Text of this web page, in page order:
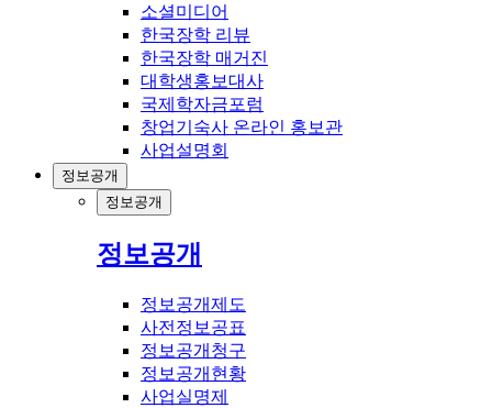
소셜미디어
한국장학 리뷰
한국장학 매거진
대학생홍보대사
국제학자금포럼
창업기숙사 온라인 홍보관
사업설명회
정보공개
정보공개
정보공개
정보공개제도
사전정보공표
정보공개청구
정보공개현황
사업실명제